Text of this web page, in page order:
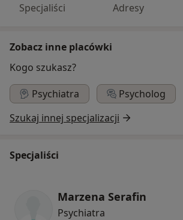
Specjaliści Adresy
Zobacz inne placówki
Kogo szukasz?
Psychiatra
Psycholog
Szukaj innej specjalizacji
Specjaliści
Marzena Serafin
Psychiatra